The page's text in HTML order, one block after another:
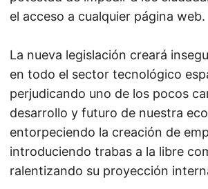
el acceso a cualquier página web.
La nueva legislación creará
en todo el sector tecnológico
perjudicando uno de los pocos
desarrollo y futuro de nuestra
entorpeciendo la creación de
introduciendo trabas a la libre
ralentizando su proyección